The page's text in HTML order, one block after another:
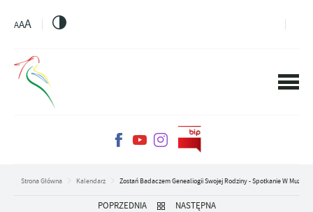
AAA
Strona Główna Kalendarz Zostań Badaczem Genealiogii Swojej Rodziny - Spotkanie W Muzeum
POPRZEDNIA NASTĘPNA